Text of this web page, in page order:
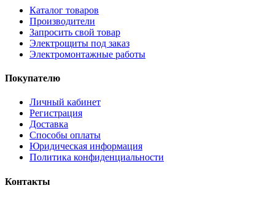
Каталог товаров
Производители
Запросить свой товар
Электрощиты под заказ
Электромонтажные работы
Покупателю
Личный кабинет
Регистрация
Доставка
Способы оплаты
Юридическая информация
Политика конфиденциальности
Контакты